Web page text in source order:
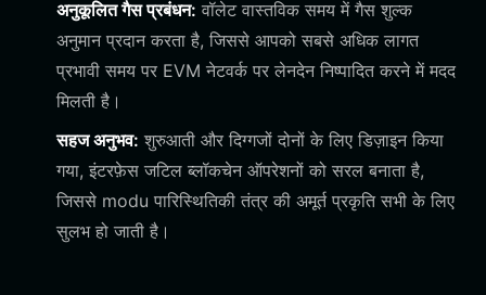
अनुकूलित गैस प्रबंधन: वॉलेट वास्तविक समय में गैस शुल्क
अनुमान प्रदान करता है, जिससे आपको सबसे अधिक लागत
प्रभावी समय पर EVM नेटवर्क पर लेनदेन निष्पादित करने में मदद
मिलती है।
सहज अनुभव: शुरुआती और दिग्गजों दोनों के लिए डिज़ाइन किया
गया, इंटरफ़ेस जटिल ब्लॉकचेन ऑपरेशनों को सरल बनाता है,
जिससे modu पारिस्थितिकी तंत्र की अमूर्त प्रकृति सभी के लिए
सुलभ हो जाती है।